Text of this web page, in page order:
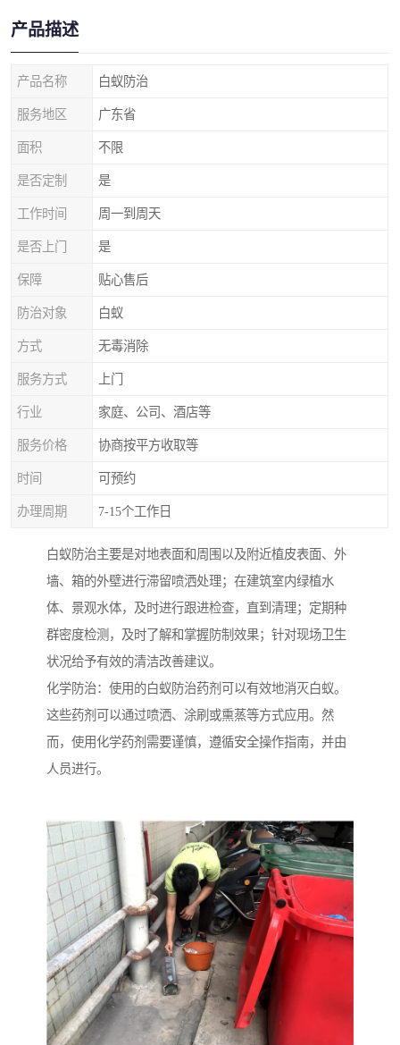
产品描述
产品名称 白蚁防治
服务地区 广东省
面积 不限
是否定制 是
工作时间 周一到周天
是否上门 是
保障 贴心售后
防治对象 白蚁
方式 无毒消除
服务方式 上门
行业 家庭、公司、酒店等
服务价格 协商按平方收取等
时间 可预约
办理周期 7-15个工作日
白蚁防治主要是对地表面和周围以及附近植皮表面、外
墙、箱的外壁进行滞留喷洒处理；在建筑室内绿植水
体、景观水体，及时进行跟进检查，直到清理；定期种
群密度检测，及时了解和掌握防制效果；针对现场卫生
状况给予有效的清洁改善建议。
化学防治：使用的白蚁防治药剂可以有效地消灭白蚁。
这些药剂可以通过喷洒、涂刷或熏蒸等方式应用。然
而，使用化学药剂需要谨慎，遵循安全操作指南，并由
人员进行。